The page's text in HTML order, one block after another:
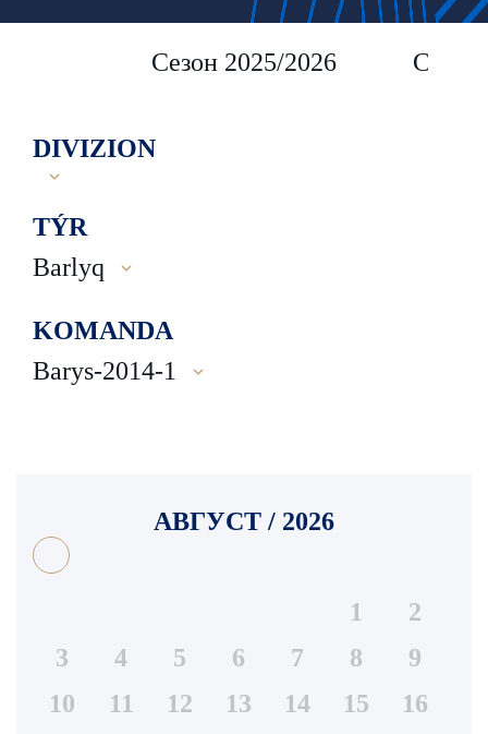
Сезон 2025/2026 Сезон
DIVIZION
TÝR
Barlyq
KOMANDA
Barys-2014-1
АВГУСТ / 2026
1
2
3
4 5 6 7 8
9
10
11 12 13 14 15
16